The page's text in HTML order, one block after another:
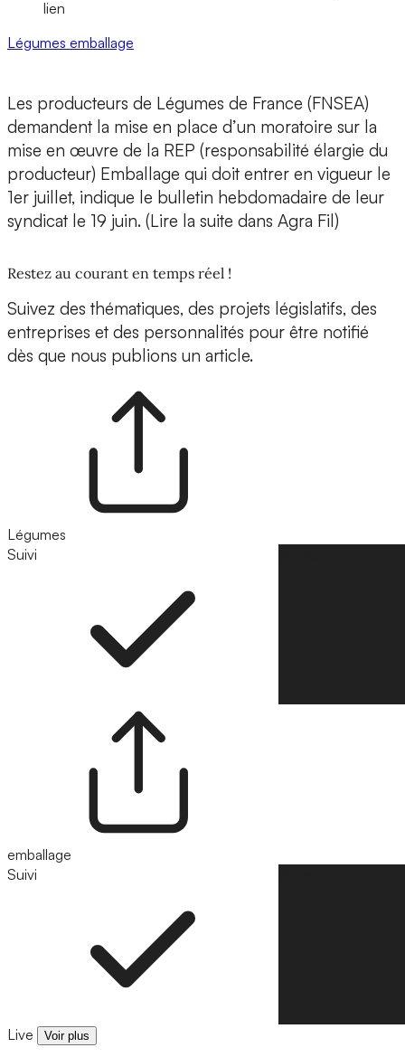
lien
Légumes emballage
Les producteurs de Légumes de France (FNSEA)
demandent la mise en place d’un moratoire sur la
mise en œuvre de la REP (responsabilité élargie du
producteur) Emballage qui doit entrer en vigueur le
1er juillet, indique le bulletin hebdomadaire de leur
syndicat le 19 juin. (Lire la suite dans Agra Fil)
Restez au courant en temps réel !
Suivez des thématiques, des projets législatifs, des
entreprises et des personnalités pour être notifié
dès que nous publions un article.
Légumes
Suivi
emballage
Suivi
Live Voir plus